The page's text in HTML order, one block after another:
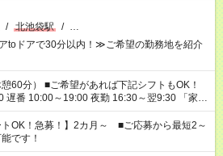
/ 北池袋駅 / …
toドアで30分以内！≫ご希望の勤務地を紹介
下記シフトもOK！
番 10:00～19:00 夜勤 16:30～翌9:30 「家族
い」 「余裕を持って夕飯の準備がしたい」
したくない」 など、ご希望を教えてください
事の勤務時間。 合計で週40時間を超える場
トOK！急募！】2カ月～ ■ご応募から最短2～
です！